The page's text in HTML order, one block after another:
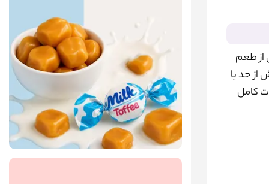
از طعم
حد یا
کامل